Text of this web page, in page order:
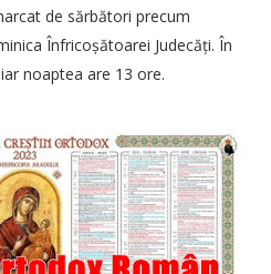
de sărbători precum
Înfricoșătoarei Judecăți. În
noaptea are 13 ore.